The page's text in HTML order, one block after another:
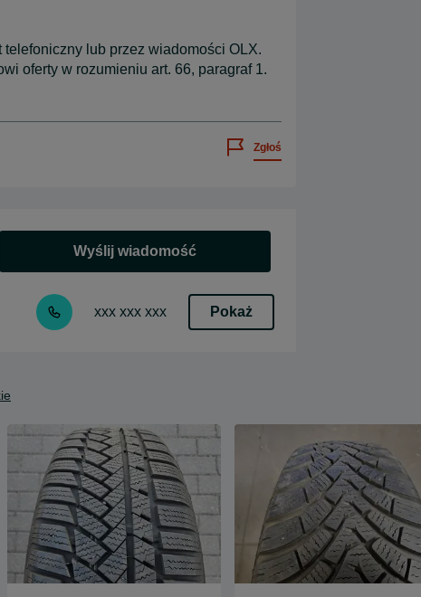
lub przez wiadomości OLX.
oferty w rozumieniu art. 66, paragraf 1.
Zgłoś
Wyślij wiadomość
xxx xxx xxx Pokaż